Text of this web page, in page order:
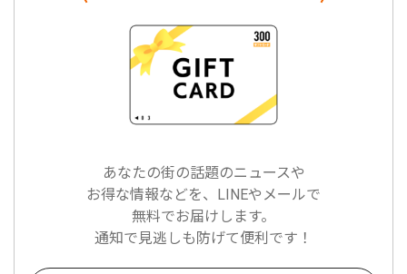
あなたの街の話題のニュースや
お得な情報などを、LINEやメールで
無料でお届けします。
通知で見逃しも防げて便利です！